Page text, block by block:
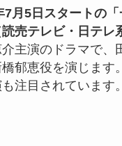
7月5日スタートの
売テレビ・日テレ
主演のドラマで、
郁恵役を演じます
注目されています。